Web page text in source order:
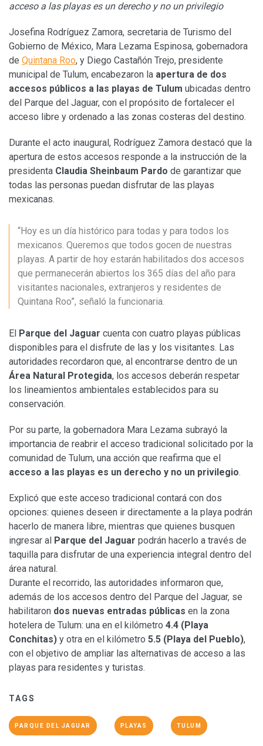
acceso a las playas es un derecho y no un privilegio
Josefina Rodríguez Zamora, secretaria de Turismo del
Gobierno de México, Mara Lezama Espinosa, gobernadora
de Quintana Roo, y Diego Castañón Trejo, presidente
municipal de Tulum, encabezaron la apertura de dos
accesos públicos a las playas de Tulum ubicadas dentro
del Parque del Jaguar, con el propósito de fortalecer el
acceso libre y ordenado a las zonas costeras del destino.
Durante el acto inaugural, Rodríguez Zamora destacó que la
apertura de estos accesos responde a la instrucción de la
presidenta Claudia Sheinbaum Pardo de garantizar que
todas las personas puedan disfrutar de las playas
mexicanas.
“Hoy es un día histórico para todas y para todos los
mexicanos. Queremos que todos gocen de nuestras
playas. A partir de hoy estarán habilitados dos accesos
que permanecerán abiertos los 365 días del año para
visitantes nacionales, extranjeros y residentes de
Quintana Roo”, señaló la funcionaria.
El Parque del Jaguar cuenta con cuatro playas públicas
disponibles para el disfrute de las y los visitantes. Las
autoridades recordaron que, al encontrarse dentro de un
Área Natural Protegida, los accesos deberán respetar
los lineamientos ambientales establecidos para su
conservación.
Por su parte, la gobernadora Mara Lezama subrayó la
importancia de reabrir el acceso tradicional solicitado por la
comunidad de Tulum, una acción que reafirma que el
acceso a las playas es un derecho y no un privilegio.
Explicó que este acceso tradicional contará con dos
opciones: quienes deseen ir directamente a la playa podrán
hacerlo de manera libre, mientras que quienes busquen
ingresar al Parque del Jaguar podrán hacerlo a través de
taquilla para disfrutar de una experiencia integral dentro del
área natural.
Durante el recorrido, las autoridades informaron que,
además de los accesos dentro del Parque del Jaguar, se
habilitaron dos nuevas entradas públicas en la zona
hotelera de Tulum: una en el kilómetro 4.4 (Playa
Conchitas) y otra en el kilómetro 5.5 (Playa del Pueblo),
con el objetivo de ampliar las alternativas de acceso a las
playas para residentes y turistas.
TAGS
PARQUE DEL JAGUAR PLAYAS TULUM